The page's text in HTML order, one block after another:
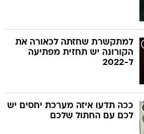
למתקשרת שחזתה לכאורה את
הקורונה יש תחזית מפתיעה
ל-2022
ככה תדעו איזה מערכת יחסים יש
לכם עם החתול שלכם